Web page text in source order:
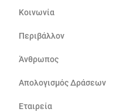
Κοινωνία
Περιβάλλον
Άνθρωπος
Απολογισμός Δράσεων
Εταιρεία